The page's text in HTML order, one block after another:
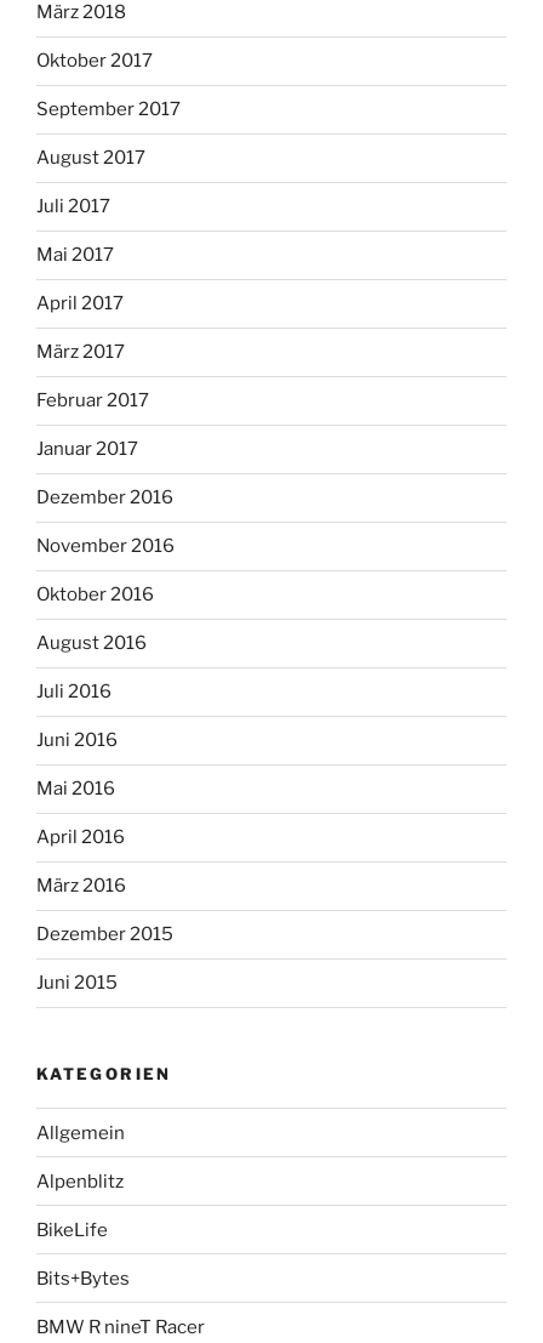
März 2018
Oktober 2017
September 2017
August 2017
Juli 2017
Mai 2017
April 2017
März 2017
Februar 2017
Januar 2017
Dezember 2016
November 2016
Oktober 2016
August 2016
Juli 2016
Juni 2016
Mai 2016
April 2016
März 2016
Dezember 2015
Juni 2015
KATEGORIEN
Allgemein
Alpenblitz
BikeLife
Bits+Bytes
BMW R nineT Racer